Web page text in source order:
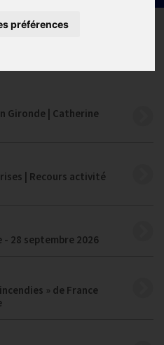
préférences
Gironde | Catherine
| Recours activité
- 28 septembre 2026
» de France